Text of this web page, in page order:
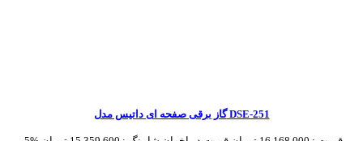
گاز برقی صفحه ای داتیس مدل DSE-251